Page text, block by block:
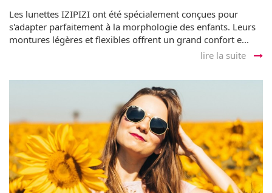
Les lunettes IZIPIZI ont été spécialement conçues pour
s'adapter parfaitement à la morphologie des enfants. Leurs
montures légères et flexibles offrent un grand confort e...
lire la suite